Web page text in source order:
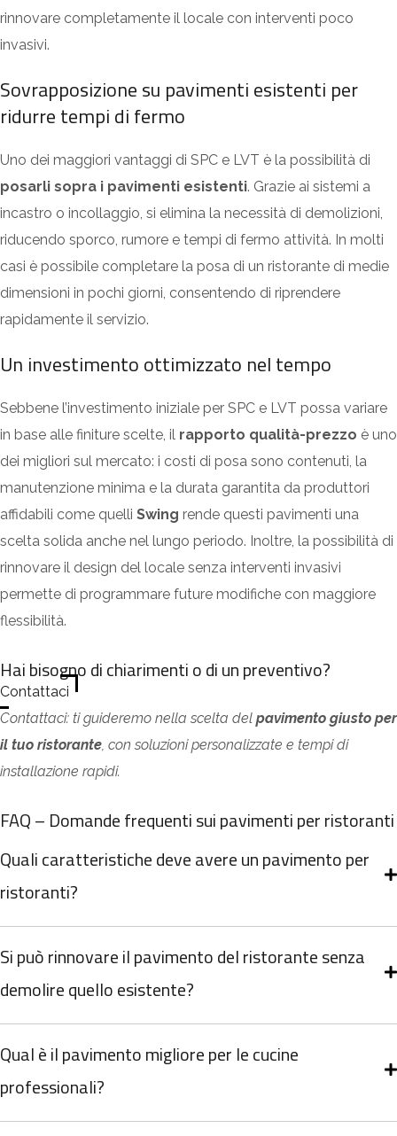
rinnovare completamente il locale con interventi poco
invasivi.
Sovrapposizione su pavimenti esistenti per
ridurre tempi di fermo
Uno dei maggiori vantaggi di SPC e LVT è la possibilità di
posarli sopra i pavimenti esistenti. Grazie ai sistemi a
incastro o incollaggio, si elimina la necessità di demolizioni,
riducendo sporco, rumore e tempi di fermo attività. In molti
casi è possibile completare la posa di un ristorante di medie
dimensioni in pochi giorni, consentendo di riprendere
rapidamente il servizio.
Un investimento ottimizzato nel tempo
Sebbene l’investimento iniziale per SPC e LVT possa variare
in base alle finiture scelte, il rapporto qualità-prezzo è uno
dei migliori sul mercato: i costi di posa sono contenuti, la
manutenzione minima e la durata garantita da produttori
affidabili come quelli Swing rende questi pavimenti una
scelta solida anche nel lungo periodo. Inoltre, la possibilità di
rinnovare il design del locale senza interventi invasivi
permette di programmare future modifiche con maggiore
flessibilità.
Hai bisogno di chiarimenti o di un preventivo?
Contattaci
Contattaci: ti guideremo nella scelta del pavimento giusto per
il tuo ristorante, con soluzioni personalizzate e tempi di
installazione rapidi.
FAQ – Domande frequenti sui pavimenti per ristoranti
Quali caratteristiche deve avere un pavimento per
ristoranti?
Si può rinnovare il pavimento del ristorante senza
demolire quello esistente?
Qual è il pavimento migliore per le cucine
professionali?